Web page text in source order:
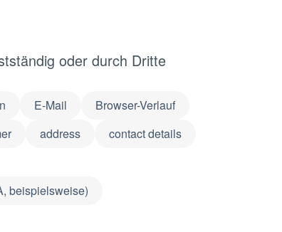
oder durch Dritte
E-Mail
Browser-Verlauf
address
contact details
beispielsweise)